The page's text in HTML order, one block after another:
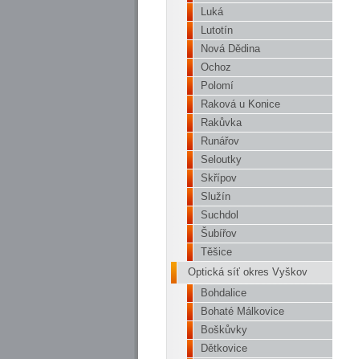
Luká
Lutotín
Nová Dědina
Ochoz
Polomí
Raková u Konice
Rakůvka
Runářov
Seloutky
Skřípov
Služín
Suchdol
Šubířov
Těšice
Optická síť okres Vyškov
Bohdalice
Bohaté Málkovice
Boškůvky
Dětkovice